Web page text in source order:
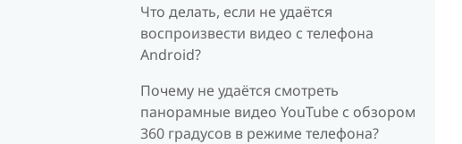
Что делать, если не удаётся
воспроизвести видео с телефона
Android?
Почему не удаётся смотреть
панорамные видео YouTube с обзором
360 градусов в режиме телефона?